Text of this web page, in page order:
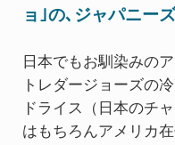
ョ｣の､ジャパニー
日本でもお馴染みの
トレダージョーズの
ドライス（日本のチ
はもちろんアメリカ